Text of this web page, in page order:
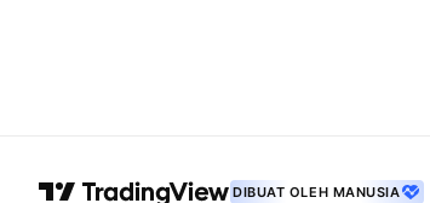
DIBUAT OLEH MANUSIA